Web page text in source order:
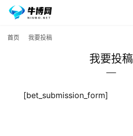
首页 我要投稿
我要投稿
[bet_submission_form]